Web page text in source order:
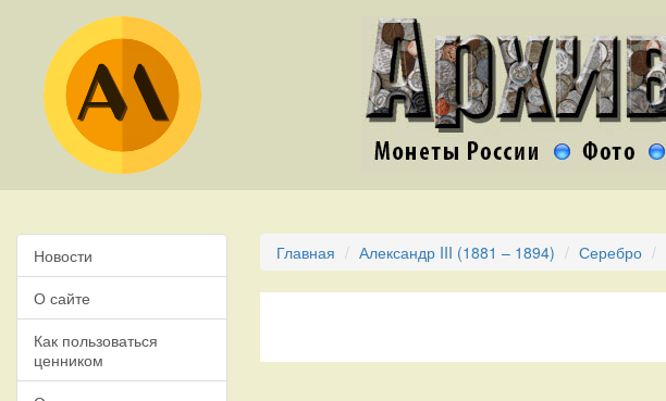
Новости
О сайте
Как пользоваться
ценником
Главная Александр III (1881 – 1894) Серебро